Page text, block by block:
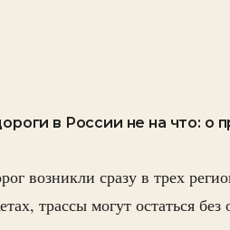
в России не на что: о
возникли сразу в трех
трассы могут остаться